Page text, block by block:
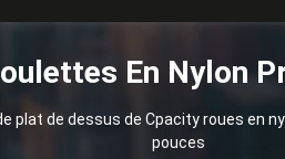
En Nylon
plat de dessus de Cpacity roues en
pouces